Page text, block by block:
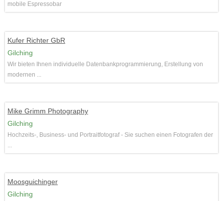
mobile Espressobar
Kufer Richter GbR
Gilching
Wir bieten Ihnen individuelle Datenbankprogrammierung, Erstellung von
modernen ...
Mike Grimm Photography
Gilching
Hochzeits-, Business- und Portraitfotograf - Sie suchen einen Fotografen der
...
Moosguichinger
Gilching